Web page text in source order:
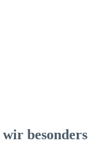
besonders